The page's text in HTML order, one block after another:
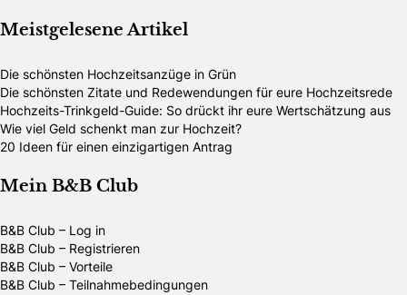
Meistgelesene Artikel
Die schönsten Hochzeitsanzüge in Grün
Die schönsten Zitate und Redewendungen für eure Hochzeitsrede
Hochzeits-Trinkgeld-Guide: So drückt ihr eure Wertschätzung aus
Wie viel Geld schenkt man zur Hochzeit?
20 Ideen für einen einzigartigen Antrag
Mein B&B Club
B&B Club – Log in
B&B Club – Registrieren
B&B Club – Vorteile
B&B Club – Teilnahmebedingungen